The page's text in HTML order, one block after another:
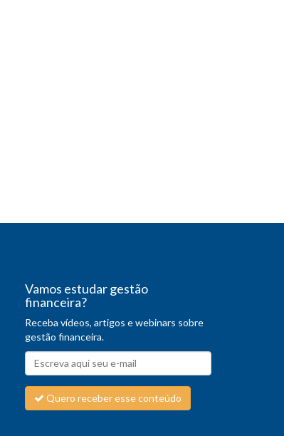
Vamos estudar gestão
financeira?
Receba vídeos, artigos e webinars sobre
gestão financeira.
Quero receber esse conteúdo